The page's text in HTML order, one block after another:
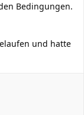
Bedingungen.
und hatte